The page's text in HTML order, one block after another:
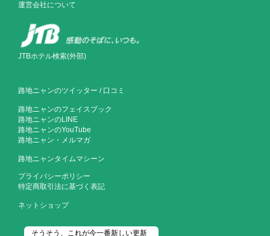
運営会社について
JTBホテル検索(外部)
路地ニャンのツイッター / 口コミ
路地ニャンのフェイスブック
路地ニャンのLINE
路地ニャンのYouTube
路地ニャン・メルマガ
路地ニャンタイムマシーン
プライバシーポリシー
特定商取引法に基づく表記
ネットショップ
そうそう、これが今一番新しい更新